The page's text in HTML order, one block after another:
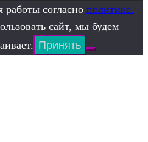
работы согласно политике.
сайт, мы будем
Принять